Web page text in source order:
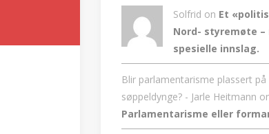
Solfrid on Et
Nord- styremøte –
spesielle innslag.
Blir parlamentarisme plassert
søppeldynge? - Jarle Heitmann
Parlamentarisme eller